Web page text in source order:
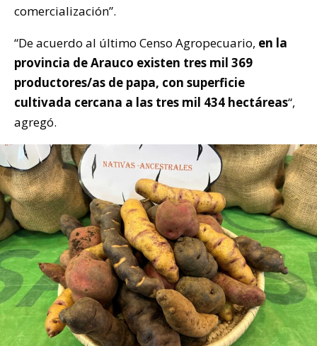
comercialización”.
“De acuerdo al último Censo Agropecuario, en la
provincia de Arauco existen tres mil 369
productores/as de papa, con superficie
cultivada cercana a las tres mil 434 hectáreas“,
agregó.